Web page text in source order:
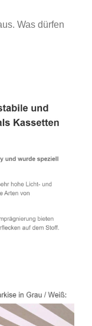
Was dürfen